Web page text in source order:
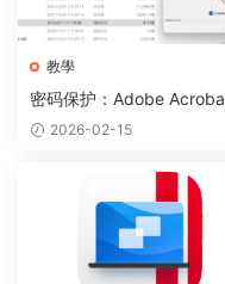
教學
密码保护：Adobe
ro DC 2024 PDF编辑软件
2026-02-15